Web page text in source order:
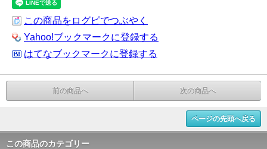
この商品をログピでつぶやく
Yahoo!ブックマークに登録する
はてなブックマークに登録する
前の商品へ 次の商品へ
ページの先頭へ戻る
この商品のカテゴリー